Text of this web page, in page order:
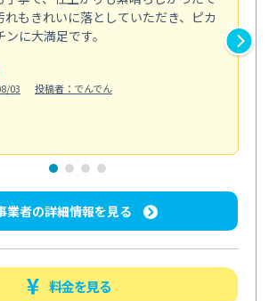
れもきれいに落としていただき、ピカ
に大満足です。
03
投稿者：でんでん
業者の詳細情報を見る
料金を見る